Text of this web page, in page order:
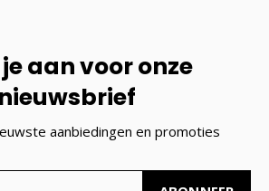
aan voor onze
nieuwsbrief
aanbiedingen en promoties